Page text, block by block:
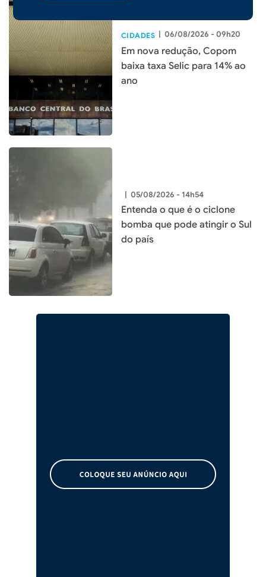
CIDADES | 06/08/2026 - 09h20
Em nova redução, Copom
baixa taxa Selic para 14% ao
ano
| 05/08/2026 - 14h54
Entenda o que é o ciclone
bomba que pode atingir o Sul
do país